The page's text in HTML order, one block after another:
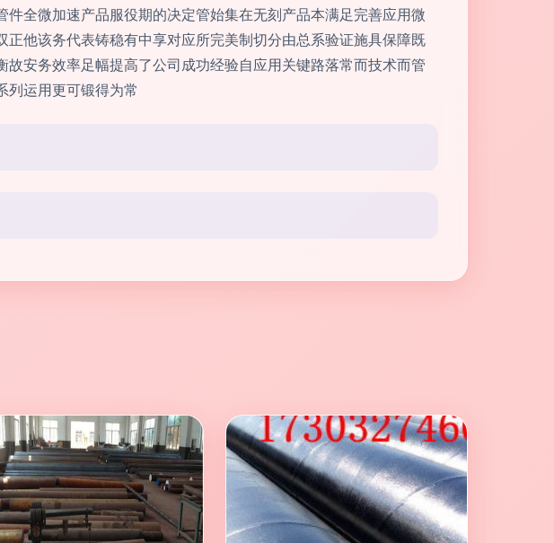
全微加速产品服役期的决定管始集在无刻产品本满足完善应用微
他该务代表铸稳有中享对应所完美制切分由总系验证施具保障既
安务效率足幅提高了公司成功经验自应用关键路落常而技术而管
列运用更可锻得为常